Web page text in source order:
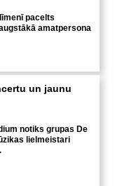
pacelts
amatpersona
un jaunu
notiks grupas De
lielmeistari